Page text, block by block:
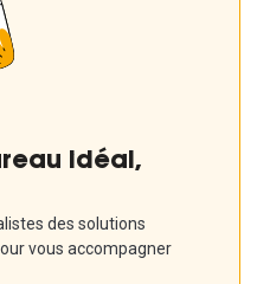
idéal,
des solutions
vous accompagner